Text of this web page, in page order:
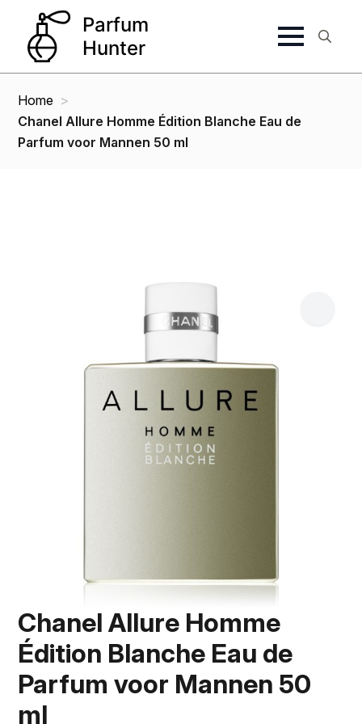
Home
Chanel Allure Homme Édition Blanche Eau de
Parfum voor Mannen 50 ml
Chanel Allure Homme
Édition Blanche Eau de
Parfum voor Mannen 50
ml